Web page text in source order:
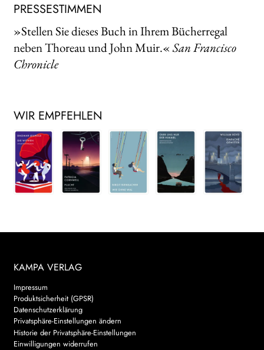
PRESSESTIMMEN
»Stellen Sie dieses Buch in Ihrem Bücherregal
neben Thoreau und John Muir.«San Francisco
Chronicle
WIR EMPFEHLEN
KAMPA VERLAG
Impressum
Produktsicherheit (GPSR)
Datenschutzerklärung
Privatsphäre-Einstellungen ändern
Historie der Privatsphäre-Einstellungen
Einwilligungen widerrufen